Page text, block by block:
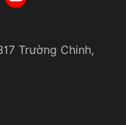
Trường Chinh,